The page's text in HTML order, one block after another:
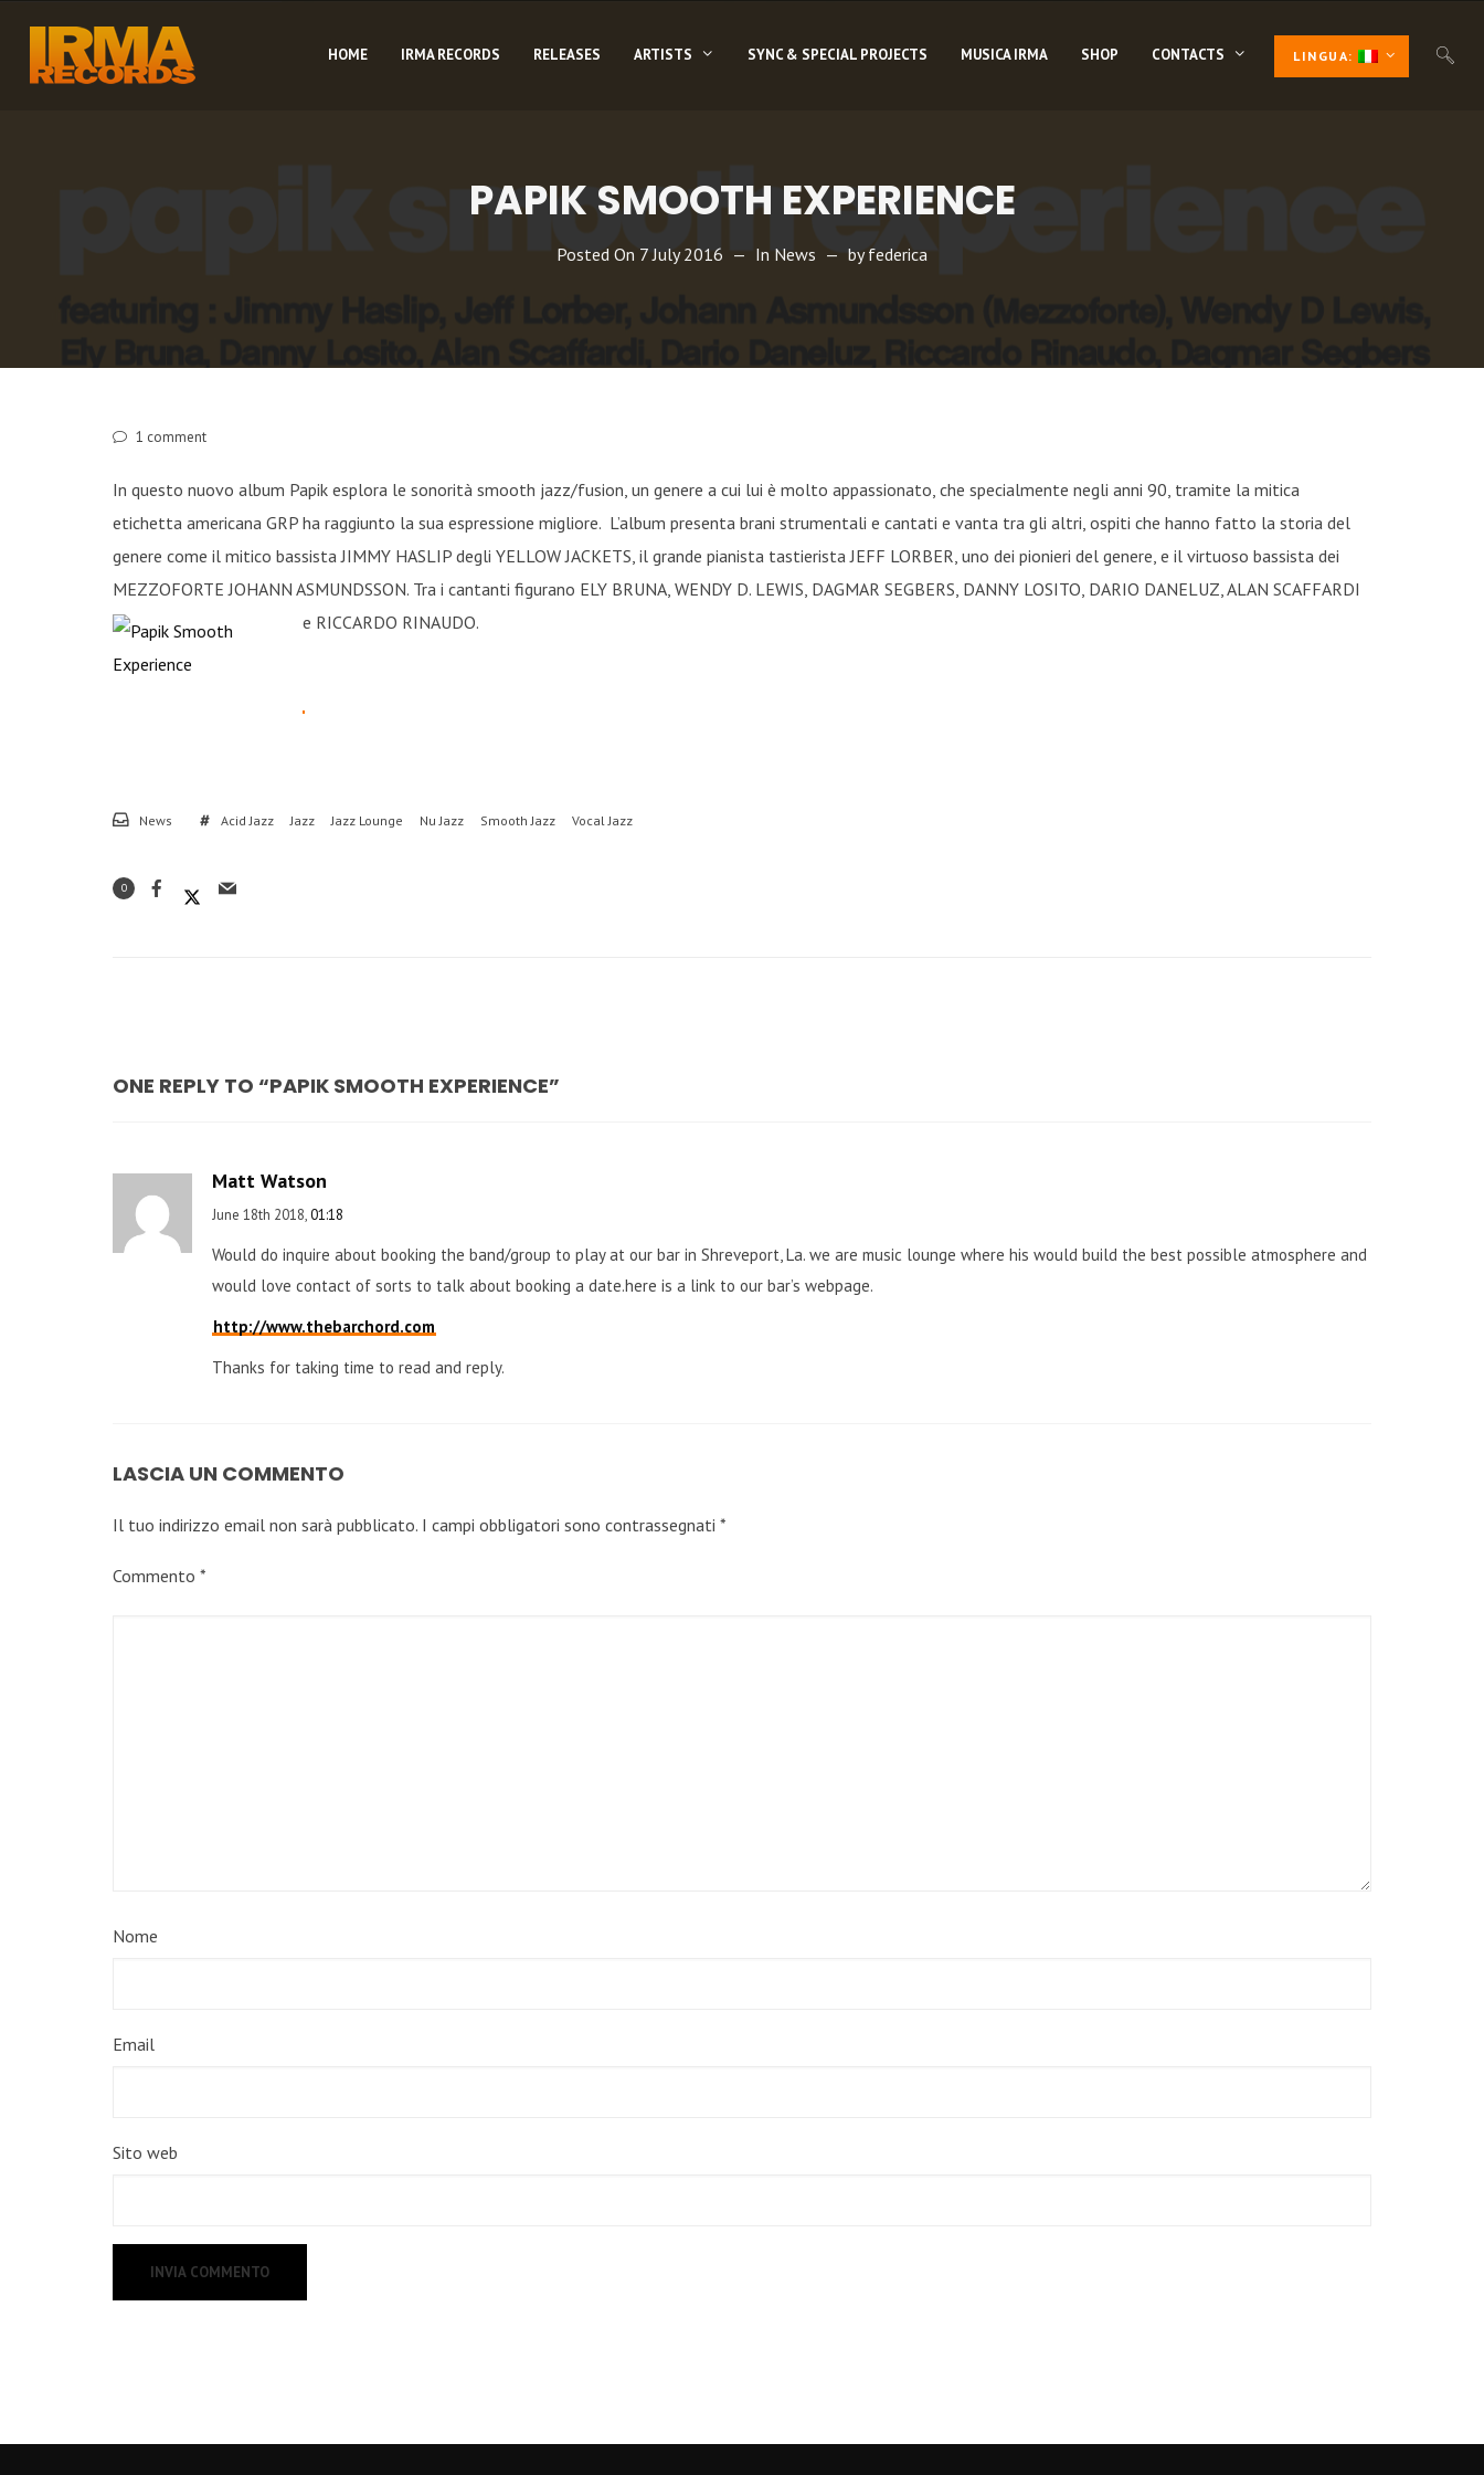
HOME IRMA RECORDS RELEASES ARTISTS SYNC & SPECIAL PROJECTS MUSICA IRMA SHOP CONTACTS LINGUA:
PAPIK SMOOTH EXPERIENCE
Posted On 7 July 2016 In News byfederica
1 comment
In questo nuovo album Papik esplora le sonorità smooth jazz/fusion, un genere a cui lui è molto appassionato, che specialmente negli anni 90, tramite la mitica
etichetta americana GRP ha raggiunto la sua espressione migliore. L’album presenta brani strumentali e cantati e vanta tra gli altri, ospiti che hanno fatto la storia del
genere come il mitico bassista JIMMY HASLIP degli YELLOW JACKETS, il grande pianista tastierista JEFF LORBER, uno dei pionieri del genere, e il virtuoso bassista dei
MEZZOFORTE JOHANN ASMUNDSSON. Tra i cantanti figurano ELY BRUNA, WENDY D. LEWIS, DAGMAR SEGBERS, DANNY LOSITO, DARIO DANELUZ, ALAN SCAFFARDI
e RICCARDO RINAUDO.
News Acid Jazz Jazz Jazz Lounge Nu Jazz Smooth Jazz Vocal Jazz
0
ONE REPLY TO “PAPIK SMOOTH EXPERIENCE”
Matt Watson
June 18th 2018,01:18
Would do inquire about booking the band/group to play at our bar in Shreveport, La. we are music lounge where his would build the best possible atmosphere and
would love contact of sorts to talk about booking a date.here is a link to our bar’s webpage.
http://www.thebarchord.com
Thanks for taking time to read and reply.
LASCIA UN COMMENTO
Il tuo indirizzo email non sarà pubblicato. I campi obbligatori sono contrassegnati *
Commento *
Nome
Email
Sito web